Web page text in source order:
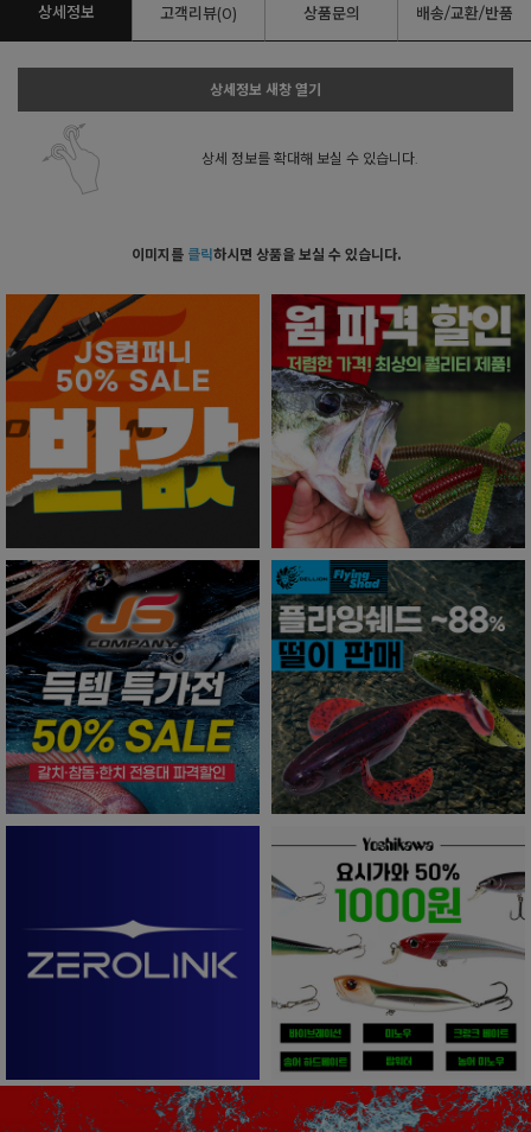
상세정보 고객리뷰(0) 상품문의 배송/교환/반품
상세정보 새창 열기
상세 정보를 확대해 보실 수 있습니다.
이미지를 클릭하시면 상품을 보실 수 있습니다.